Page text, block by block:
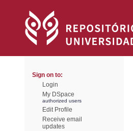
Sign on to:
Login
My DSpace
authorized users
Edit Profile
Receive email
updates